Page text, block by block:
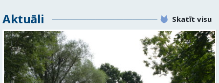
Aktuāli Skatīt visu